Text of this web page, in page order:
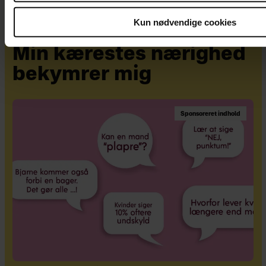
Kun nødvendige cookies
Min kærestes nærighed
bekymrer mig
Sponsoreret indhold